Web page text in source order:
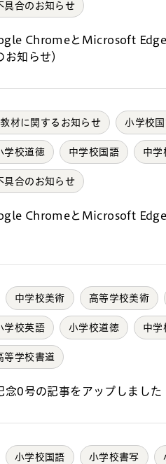
具合のお知らせ
ChromeとMicrosoft
知らせ）
材に関するお知らせ 小学校
学校道徳 中学校国語 中学
具合のお知らせ
ChromeとMicrosoft
中学校美術 高等学校美術
学校英語 小学校道徳 中学
等学校書道
0号の記事をアップしました
小学校国語 小学校書写